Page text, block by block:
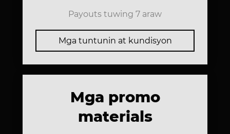
Payouts tuwing 7 araw
Mga tuntunin at kundisyon
Mga promo
materials